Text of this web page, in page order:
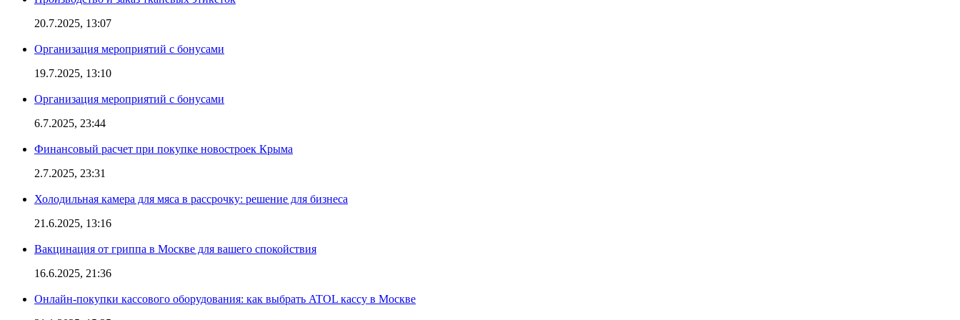
20.7.2025, 13:07
Организация мероприятий с бонусами
19.7.2025, 13:10
Организация мероприятий с бонусами
6.7.2025, 23:44
Финансовый расчет при покупке новостроек Крыма
2.7.2025, 23:31
Холодильная камера для мяса в рассрочку: решение для бизнеса
21.6.2025, 13:16
Вакцинация от гриппа в Москве для вашего спокойствия
16.6.2025, 21:36
Онлайн-покупки кассового оборудования: как выбрать ATOL кассу в Москве